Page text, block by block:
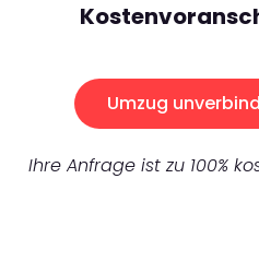
Umzug
Ihre Anfrage ist zu 100%